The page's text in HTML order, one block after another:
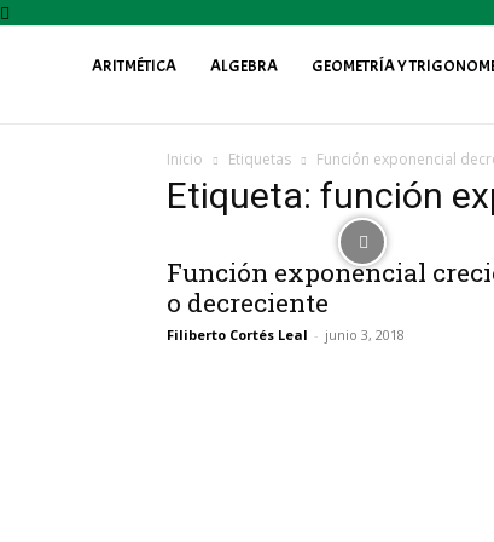
ARITMÉTICA ALGEBRA GEOMETRÍA Y
Inicio Etiquetas Función exponencial
Etiqueta: función
Función exponencial
o decreciente
Filiberto Cortés Leal - junio 3, 2018